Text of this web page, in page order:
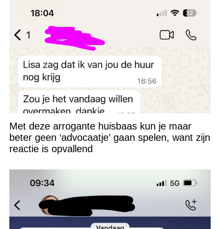
Met deze arrogante huisbaas kun je maar
beter geen ‘advocaatje’ gaan spelen, want zijn
reactie is opvallend